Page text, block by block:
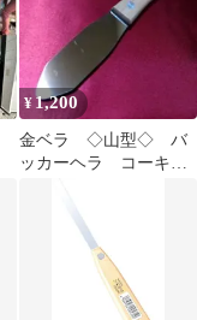
¥1,200
金ベラ ◇山型◇ バ
ッカーヘラ コーキン